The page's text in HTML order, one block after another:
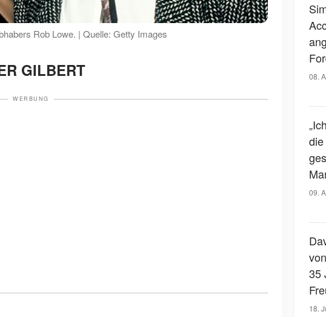
Rob Lowe. | Quelle: Getty Images
GILBERT
WERBUNG
08.
09.
35
18.